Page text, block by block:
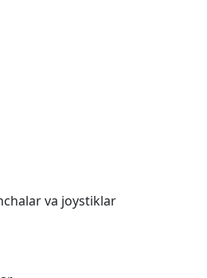
va joystiklar